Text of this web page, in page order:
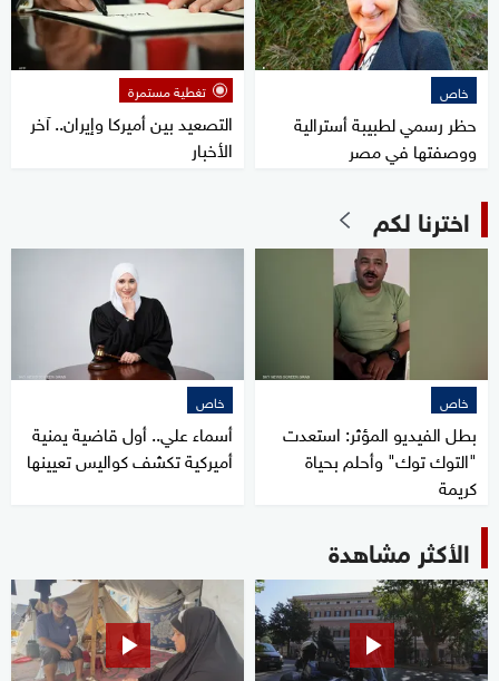
خاص
حظر رسمي لطبيبة أسترالية
ووصفتها في مصر
تغطية مستمرة
التصعيد بين أميركا وإيران.. آخر
الأخبار
اخترنا لكم
خاص
بطل الفيديو المؤثر: استعدت
"التوك توك" وأحلم بحياة
كريمة
خاص
أسماء علي.. أول قاضية يمنية
أميركية تكشف كواليس تعيينها
الأكثر مشاهدة